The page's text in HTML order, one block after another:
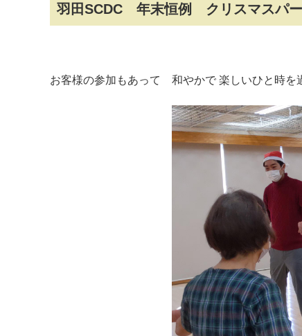
羽田SCDC 年末恒例 クリスマスパー
お客様の参加もあって 和やかで 楽しいひと時を